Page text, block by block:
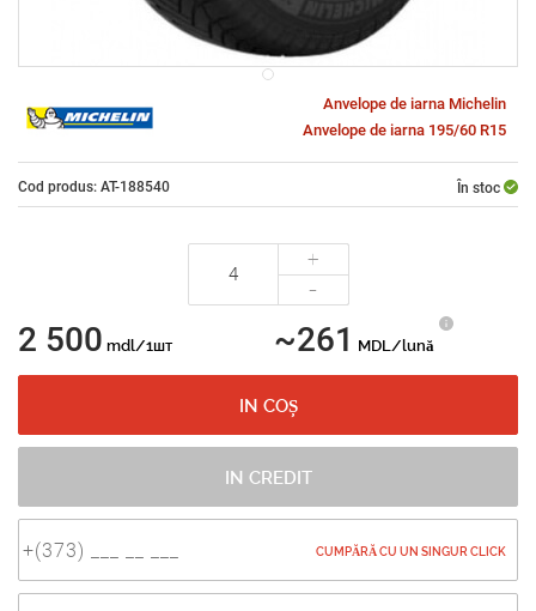
Anvelope de iarna Michelin
Anvelope de iarna 195/60 R15
Cod produs: AT-188540 În stoc
+
-
2 500 mdl/1шт ~261 MDL/lună
IN COȘ
IN CREDIT
CUMPĂRĂ CU UN SINGUR CLICK